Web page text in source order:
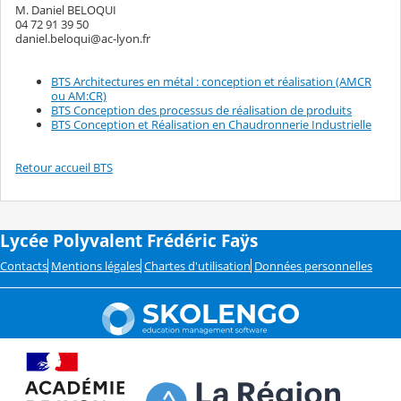
M. Daniel BELOQUI
04 72 91 39 50
daniel.beloqui@ac-lyon.fr
BTS Architectures en métal : conception et réalisation (AMCR
ou AM:CR)
BTS Conception des processus de réalisation de produits
BTS Conception et Réalisation en Chaudronnerie Industrielle
Retour accueil BTS
Lycée Polyvalent Frédéric Faÿs
Contacts Mentions légales Chartes d'utilisation Données personnelles